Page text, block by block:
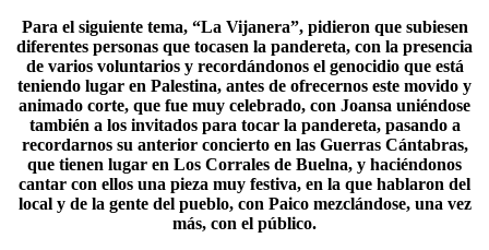
Para el siguiente tema, “La Vijanera”, pidieron que subiesen
diferentes personas que tocasen la pandereta, con la presencia
de varios voluntarios y recordándonos el genocidio que está
teniendo lugar en Palestina, antes de ofrecernos este movido y
animado corte, que fue muy celebrado, con Joansa uniéndose
también a los invitados para tocar la pandereta, pasando a
recordarnos su anterior concierto en las Guerras Cántabras,
que tienen lugar en Los Corrales de Buelna, y haciéndonos
cantar con ellos una pieza muy festiva, en la que hablaron del
local y de la gente del pueblo, con Paico mezclándose, una vez
más, con el público.